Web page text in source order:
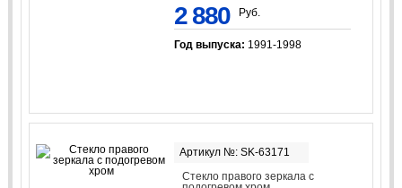
2 880 Руб.
Год выпуска: 1991-1998
Артикул №: SK-63171
Стекло правого зеркала с